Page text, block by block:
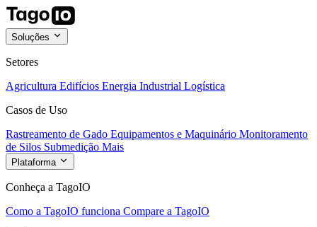
Soluções
Setores
Agricultura Edifícios Energia Industrial Logística
Casos de Uso
Rastreamento de Gado Equipamentos e Maquinário Monitoramento
de Silos Submedição Mais
Plataforma
Conheça a TagoIO
Como a TagoIO funciona Compare a TagoIO